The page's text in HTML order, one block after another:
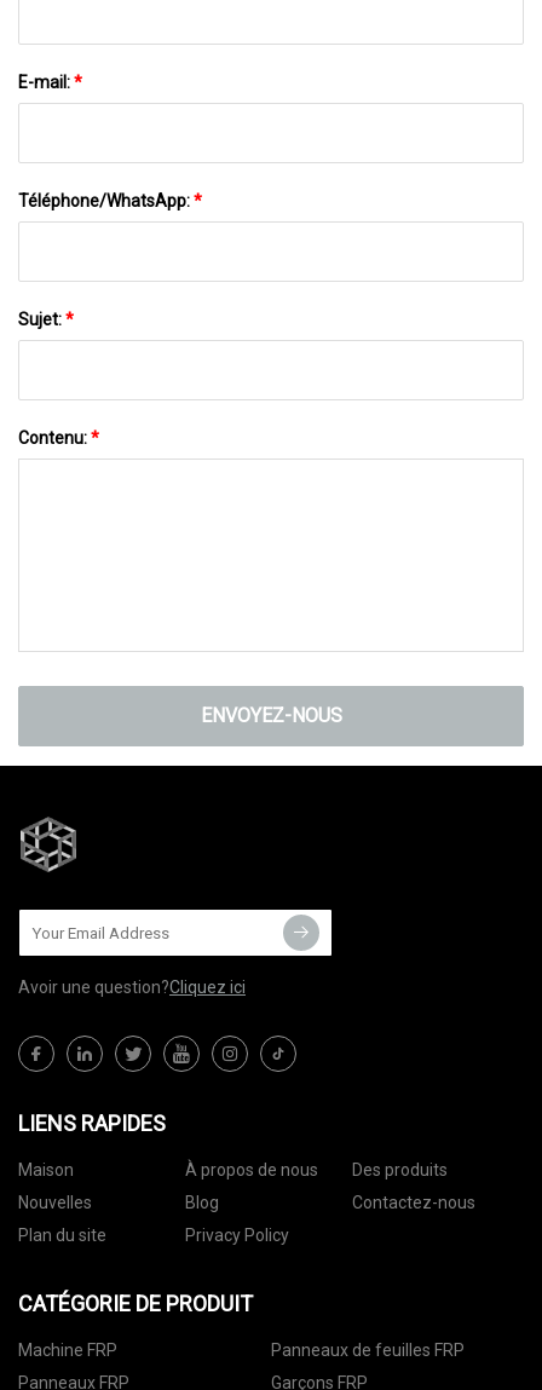
E-mail:*
Téléphone/WhatsApp:*
Sujet:*
Contenu:*
ENVOYEZ-NOUS
Avoir une question?Cliquez ici
LIENS RAPIDES
Maison À propos de nous
Des produits
Nouvelles
Blog
Contactez-nous
Plan du site
Privacy Policy
CATÉGORIE DE PRODUIT
Machine FRP
Panneaux de feuilles FRP
Panneaux FRP
Garçons FRP